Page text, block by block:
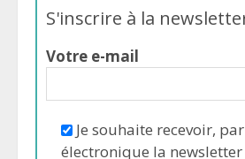
S'inscrire à la
Votre e-mail
Je souhaite recevoir,
électronique la